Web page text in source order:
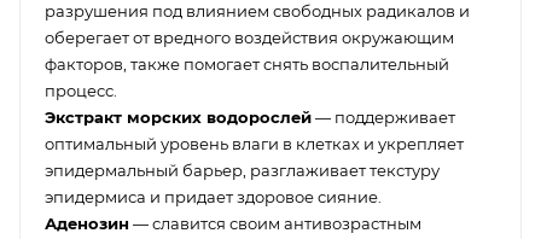
разрушения под влиянием свободных радикалов и
оберегает от вредного воздействия окружающим
факторов, также помогает снять воспалительный
процесс.
Экстракт морских водорослей— поддерживает
оптимальный уровень влаги в клетках и укрепляет
эпидермальный барьер, разглаживает текстуру
эпидермиса и придает здоровое сияние.
Аденозин — славится своим антивозрастным